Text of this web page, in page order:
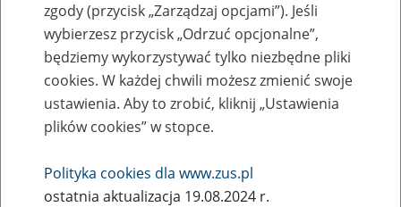
Wysokość składek za osoby
prowadzące działalność
gospodarczą
lutego
2026
zgody (przycisk „Zarządzaj opcjami”). Jeśli
wybierzesz przycisk „Odrzuć opcjonalne”,
będziemy wykorzystywać tylko niezbędne pliki
cookies. W każdej chwili możesz zmienić swoje
ustawienia. Aby to zrobić, kliknij „Ustawienia
plików cookies” w stopce.
Polityka cookies dla www.zus.pl
ostatnia aktualizacja 19.08.2024 r.